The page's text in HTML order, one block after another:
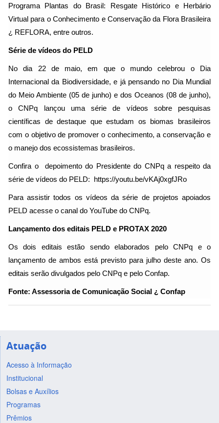
Programa Plantas do Brasil: Resgate Histórico e Herbário
Virtual para o Conhecimento e Conservação da Flora Brasileira
¿ REFLORA, entre outros.
Série de vídeos do PELD
No dia 22 de maio, em que o mundo celebrou o Dia
Internacional da Biodiversidade, e já pensando no Dia Mundial
do Meio Ambiente (05 de junho) e dos Oceanos (08 de junho),
o CNPq lançou uma série de vídeos sobre pesquisas
científicas de destaque que estudam os biomas brasileiros
com o objetivo de promover o conhecimento, a conservação e
o manejo dos ecossistemas brasileiros.
Confira o depoimento do Presidente do CNPq a respeito da
série de vídeos do PELD: https://youtu.be/vKAj0xgfJRo
Para assistir todos os vídeos da série de projetos apoiados
PELD acesse o canal do YouTube do CNPq.
Lançamento dos editais PELD e PROTAX 2020
Os dois editais estão sendo elaborados pelo CNPq e o
lançamento de ambos está previsto para julho deste ano. Os
editais serão divulgados pelo CNPq e pelo Confap.
Fonte: Assessoria de Comunicação Social ¿ Confap
Atuação
Acesso à Informação
Institucional
Bolsas e Auxílios
Programas
Prêmios